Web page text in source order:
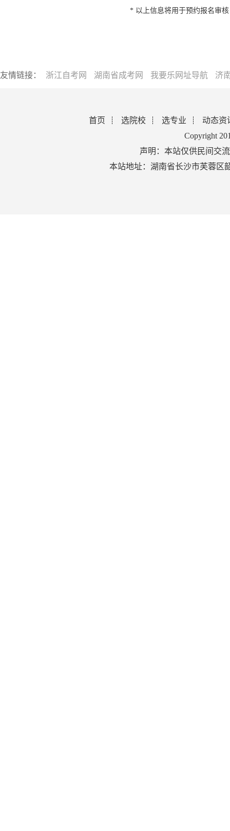
* 以上信息将用于预约报名审
友情链接： 浙江自考网 湖南省成考网 我要乐网址导航 济
首页 选院校 选专业
动态资
Copyright
声明：本站仅供民间交
本站地址：湖南省长沙市芙蓉区